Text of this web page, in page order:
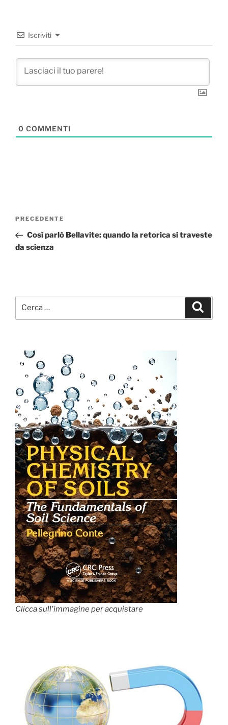
Iscriviti
0 COMMENTI
Navigazione
Articolo
precedente:
PRECEDENTE
Così parlò Bellavite: quando la retorica si traveste
da scienza
Clicca sull'immagine per acquistare